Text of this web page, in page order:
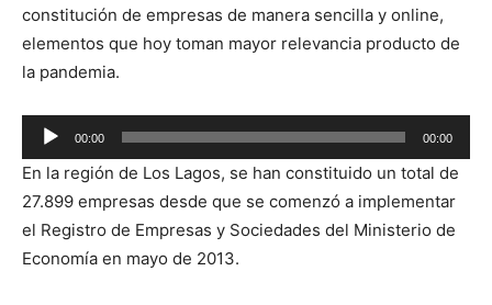
constitución de empresas de manera sencilla y online,
elementos que hoy toman mayor relevancia producto de
la pandemia.
Reproductor
de
audio
00:00 00:00
En la región de Los Lagos, se han constituido un total de
27.899 empresas desde que se comenzó a implementar
el Registro de Empresas y Sociedades del Ministerio de
Economía en mayo de 2013.